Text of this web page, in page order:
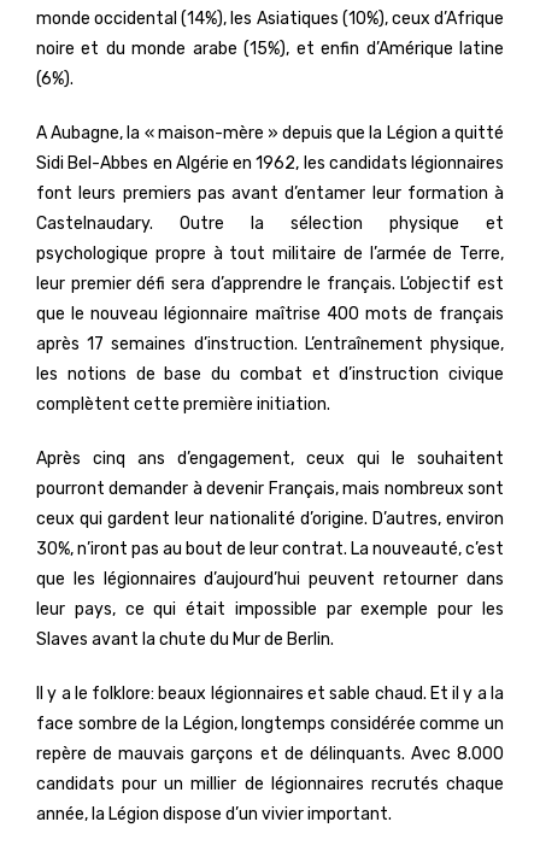
monde occidental (14%), les Asiatiques (10%), ceux d’Afrique
noire et du monde arabe (15%), et enfin d’Amérique latine
(6%).
A Aubagne, la « maison-mère » depuis que la Légion a quitté
Sidi Bel-Abbes en Algérie en 1962, les candidats légionnaires
font leurs premiers pas avant d’entamer leur formation à
Castelnaudary. Outre la sélection physique et
psychologique propre à tout militaire de l’armée de Terre,
leur premier défi sera d’apprendre le français. L’objectif est
que le nouveau légionnaire maîtrise 400 mots de français
après 17 semaines d’instruction. L’entraînement physique,
les notions de base du combat et d’instruction civique
complètent cette première initiation.
Après cinq ans d’engagement, ceux qui le souhaitent
pourront demander à devenir Français, mais nombreux sont
ceux qui gardent leur nationalité d’origine. D’autres, environ
30%, n’iront pas au bout de leur contrat. La nouveauté, c’est
que les légionnaires d’aujourd’hui peuvent retourner dans
leur pays, ce qui était impossible par exemple pour les
Slaves avant la chute du Mur de Berlin.
Il y a le folklore: beaux légionnaires et sable chaud. Et il y a la
face sombre de la Légion, longtemps considérée comme un
repère de mauvais garçons et de délinquants. Avec 8.000
candidats pour un millier de légionnaires recrutés chaque
année, la Légion dispose d’un vivier important.